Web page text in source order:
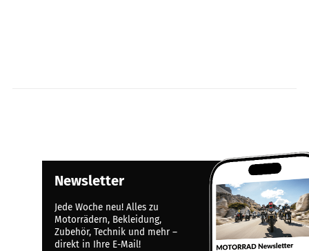
Newsletter
Jede Woche neu! Alles zu
Motorrädern, Bekleidung,
Zubehör, Technik und mehr –
direkt in Ihre E-Mail!